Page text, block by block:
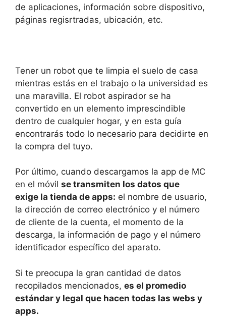
de aplicaciones, información sobre dispositivo,
páginas regisrtradas, ubicación, etc.
Tener un robot que te limpia el suelo de casa
mientras estás en el trabajo o la universidad es
una maravilla. El robot aspirador se ha
convertido en un elemento imprescindible
dentro de cualquier hogar, y en esta guía
encontrarás todo lo necesario para decidirte en
la compra del tuyo.
Por último, cuando descargamos la app de MC
en el móvil se transmiten los datos que
exige la tienda de apps: el nombre de usuario,
la dirección de correo electrónico y el número
de cliente de la cuenta, el momento de la
descarga, la información de pago y el número
identificador específico del aparato.
Si te preocupa la gran cantidad de datos
recopilados mencionados, es el promedio
estándar y legal que hacen todas las webs y
apps.